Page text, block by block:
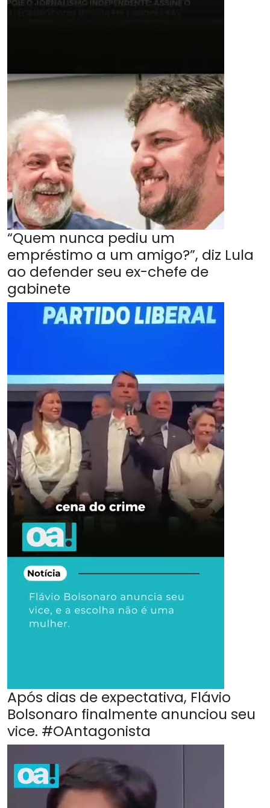
“Quem nunca pediu um
empréstimo a um amigo?”, diz Lula
ao defender seu ex-chefe de
gabinete
Após dias de expectativa, Flávio
Bolsonaro finalmente anunciou seu
vice. #OAntagonista